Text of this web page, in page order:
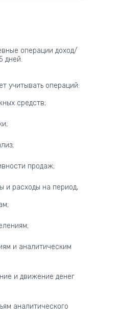
операции доход/
дней.
учитывать операций:
средств;
продаж;
и расходы на период,
и аналитическим
и движение денег
аналитического